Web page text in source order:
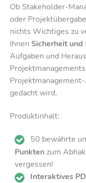
Ob Stakeholder-
oder
nichts Wichtiges zu
Ihnen Sicherheit
Aufgaben und
gedacht wird.
Produktinhalt:
50 bewährte
Punkten zum
vergessen!
Interaktives